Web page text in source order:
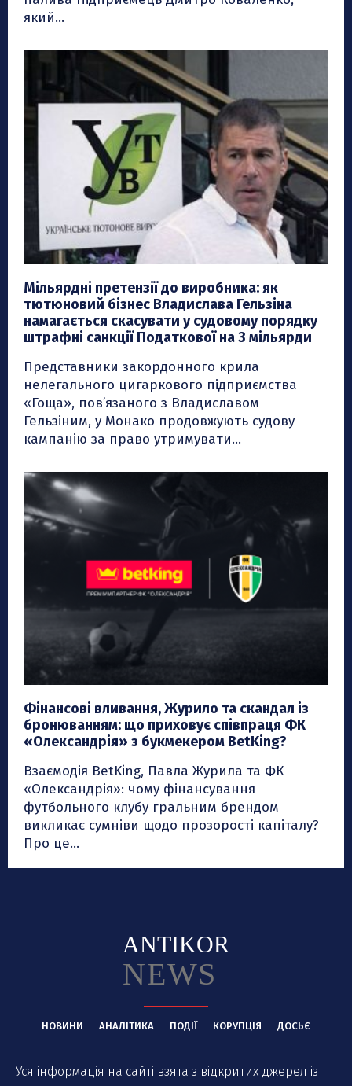
який...
Мільярдні претензії до виробника: як
тютюновий бізнес Владислава Гельзіна
намагається скасувати у судовому порядку
штрафні санкції Податкової на 3 мільярди
Представники закордонного крила
нелегального цигаркового підприємства
«Гоща», пов’язаного з Владиславом
Гельзіним, у Монако продовжують судову
кампанію за право утримувати...
Фінансові вливання, Журило та скандал із
бронюванням: що приховує співпраця ФК
«Олександрія» з букмекером BetKing?
Взаємодія BetKing, Павла Журила та ФК
«Олександрія»: чому фінансування
футбольного клубу гральним брендом
викликає сумніви щодо прозорості капіталу?
Про це...
ANTIKOR
NEWS
НОВИНИ АНАЛІТИКА ПОДІЇ КОРУПЦІЯ ДОСЬЄ
Уся інформація на сайті взята з відкритих джерел із